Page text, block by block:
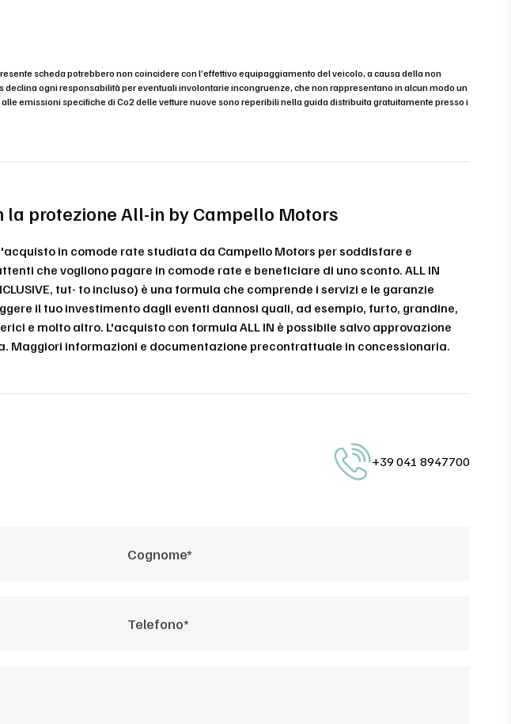
scheda potrebbero non coincidere con l’effettivo equipaggiamento del veicolo, a causa della non
ogni responsabilità per eventuali involontarie incongruenze, che non rappresentano in alcun modo un
emissioni specifiche di Co2 delle vetture nuove sono reperibili nella guida distribuita gratuitamente presso i
la protezione All-in by Campello Motors
in comode rate studiata da Campello Motors per soddisfare e
che vogliono pagare in comode rate e beneficiare di uno sconto. ALL IN
tut- to incluso) è una formula che comprende i servizi e le garanzie
il tuo investimento dagli eventi dannosi quali, ad esempio, furto, grandine,
e molto altro. L'acquisto con formula ALL IN è possibile salvo approvazione
Maggiori informazioni e documentazione precontrattuale in concessionaria.
+39 041 8947700